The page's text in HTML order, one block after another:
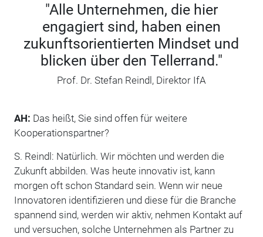
"Alle Unternehmen, die hier
engagiert sind, haben einen
zukunftsorientierten Mindset und
blicken über den Tellerrand."
Prof. Dr. Stefan Reindl, Direktor IfA
AH: Das heißt, Sie sind offen für weitere
Kooperationspartner?
S. Reindl: Natürlich. Wir möchten und werden die
Zukunft abbilden. Was heute innovativ ist, kann
morgen oft schon Standard sein. Wenn wir neue
Innovatoren identifizieren und diese für die Branche
spannend sind, werden wir aktiv, nehmen Kontakt auf
und versuchen, solche Unternehmen als Partner zu